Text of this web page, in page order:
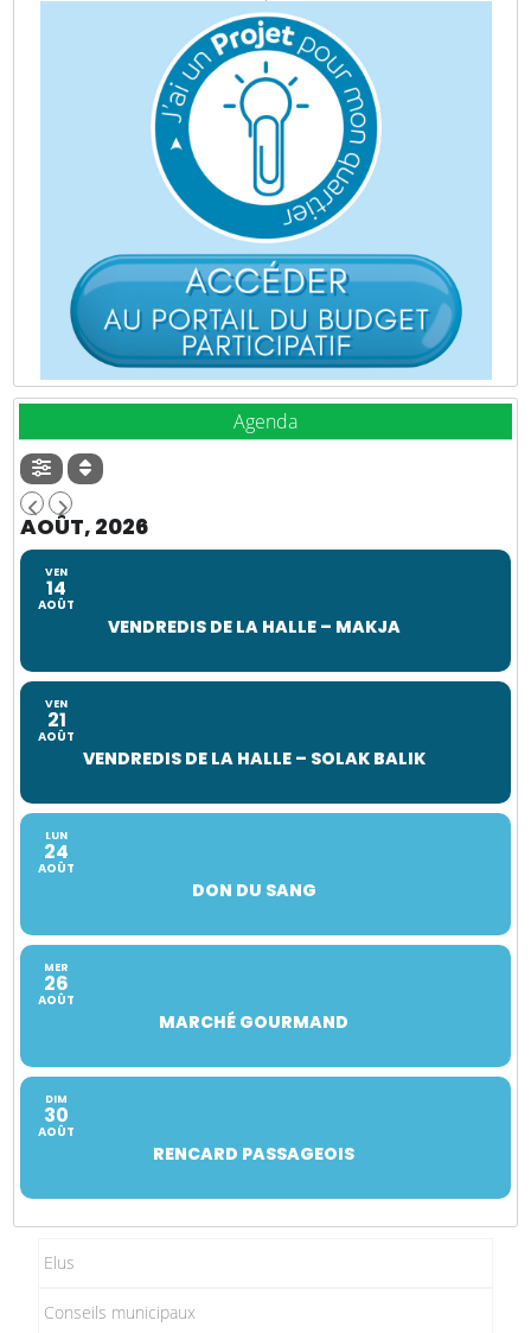
Agenda
AOÛT, 2026
VEN
14
AOÛT
VENDREDIS DE LA HALLE – MAKJA
VEN
21
AOÛT
VENDREDIS DE LA HALLE – SOLAK BALIK
LUN
24
AOÛT
DON DU SANG
MER
26
AOÛT
MARCHÉ GOURMAND
DIM
30
AOÛT
RENCARD PASSAGEOIS
Elus
Conseils municipaux